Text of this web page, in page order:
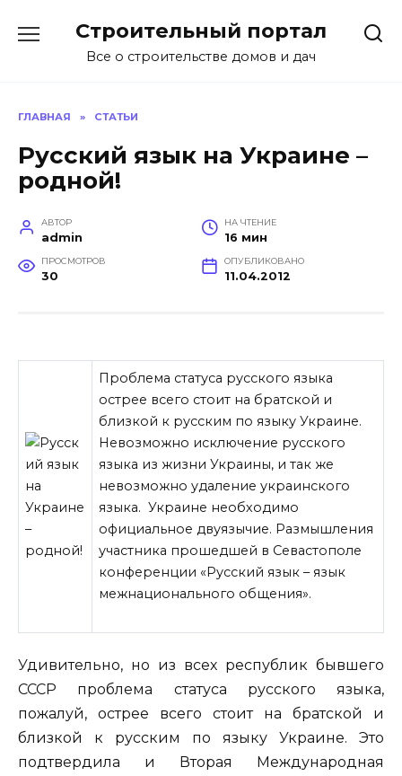
содержанию
Строительный портал
Все о строительстве домов и дач
ГЛАВНАЯ » СТАТЬИ
Русский язык на Украине –
родной!
АВТОР
admin
НА ЧТЕНИЕ
16 мин
ПРОСМОТРОВ
30
ОПУБЛИКОВАНО
11.04.2012
Проблема статуса русского языка
острее всего стоит на братской и
близкой к русским по языку Украине.
Невозможно исключение русского
языка из жизни Украины, и так же
невозможно удаление украинского
языка. Украине необходимо
официальное двуязычие. Размышления
участника прошедшей в Севастополе
конференции «Русский язык – язык
межнационального общения».
Удивительно, но из всех республик бывшего
СССР проблема статуса русского языка,
пожалуй, острее всего стоит на братской и
близкой к русским по языку Украине. Это
подтвердила и Вторая Международная